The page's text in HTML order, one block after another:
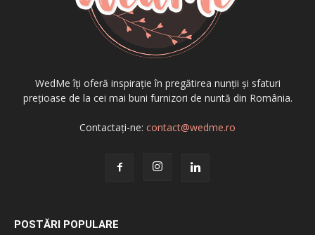
WedMe îți oferă inspirație în pregătirea nunții și sfaturi
prețioase de la cei mai buni furnizori de nuntă din România.
Contactați-ne: contact@wedme.ro
POSTĂRI POPULARE